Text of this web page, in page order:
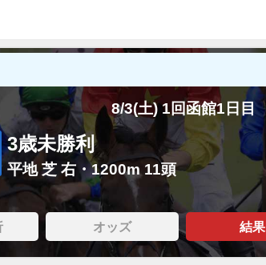
8/3(土) 1回函館1日目
3歳未勝利
平地 芝 右・1200m 11頭
オッズ 結果